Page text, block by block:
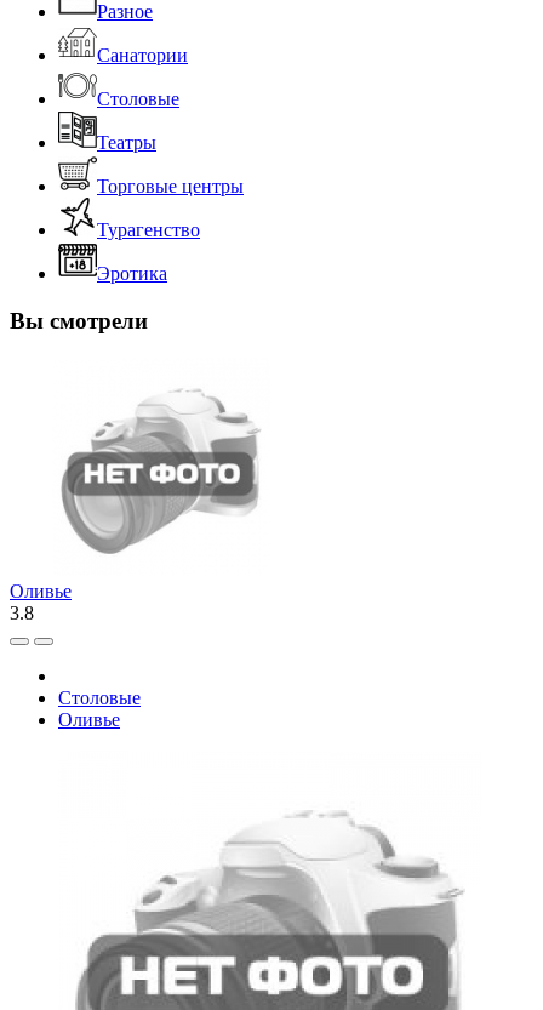
Разное
Санатории
Столовые
Театры
Торговые центры
Турагенство
Эротика
Вы смотрели
Оливье
3.8
Столовые
Оливье